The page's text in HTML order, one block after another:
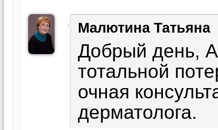
Малютина Татьяна
Добрый день,
тотальной
очная
дерматолога.